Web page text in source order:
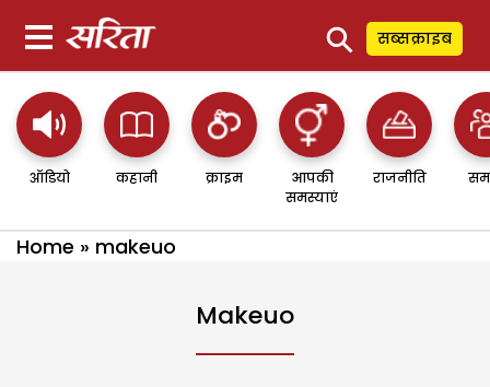
⚲ सब्सक्राइब
ऑडियो कहानी क्राइम
आपकी
समस्याएं
राजनीति
Home » makeuo
Makeuo